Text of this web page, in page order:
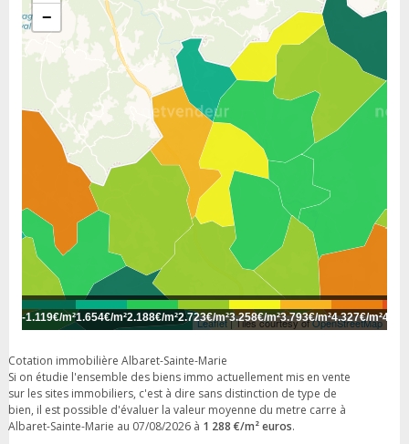
−
Leaflet| Tiles courtesy ofOpenStreetMap
-1.119€/m²1.654€/m²2.188€/m²2.723€/m²3.258€/m²3.793€/m²4.327€/m²
Cotation immobilière Albaret-Sainte-Marie
Si on étudie l'ensemble des biens immo actuellement mis en vente
sur les sites immobiliers, c'est à dire sans distinction de type de
bien, il est possible d'évaluer la valeur moyenne du metre carre à
Albaret-Sainte-Marie au 07/08/2026 à 1 288 €/m² euros.